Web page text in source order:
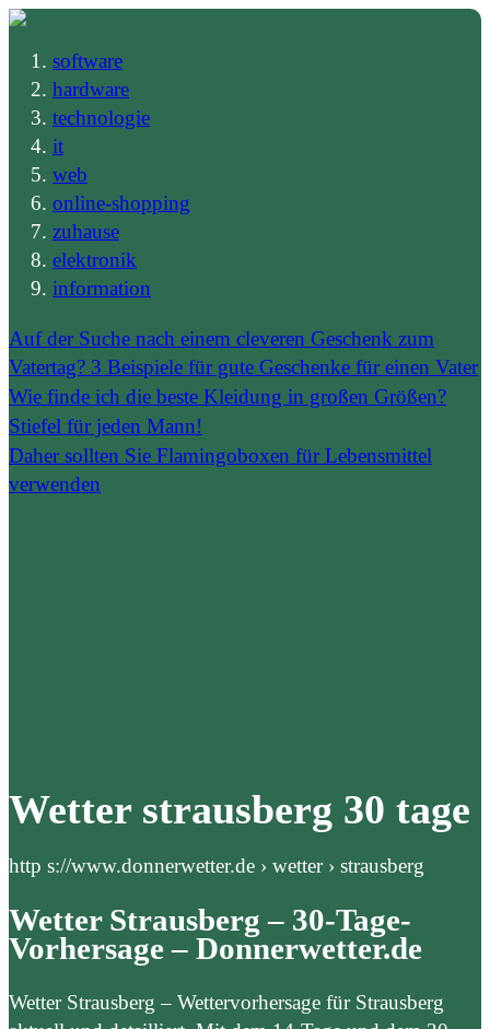
software
hardware
technologie
it
web
online-shopping
zuhause
elektronik
information
Auf der Suche nach einem cleveren Geschenk zum
Vatertag? 3 Beispiele für gute Geschenke für einen Vater
Wie finde ich die beste Kleidung in großen Größen?
Stiefel für jeden Mann!
Daher sollten Sie Flamingoboxen für Lebensmittel
verwenden
Wetter strausberg 30 tage
http s://www.donnerwetter.de › wetter › strausberg
Wetter Strausberg – 30-Tage-
Vorhersage – Donnerwetter.de
Wetter Strausberg – Wettervorhersage für Strausberg